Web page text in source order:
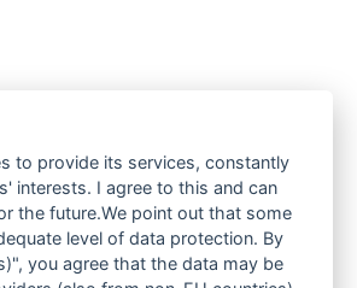
to provide its services, constantly
interests. I agree to this and can
the future.We point out that some
level of data protection. By
you agree that the data may be